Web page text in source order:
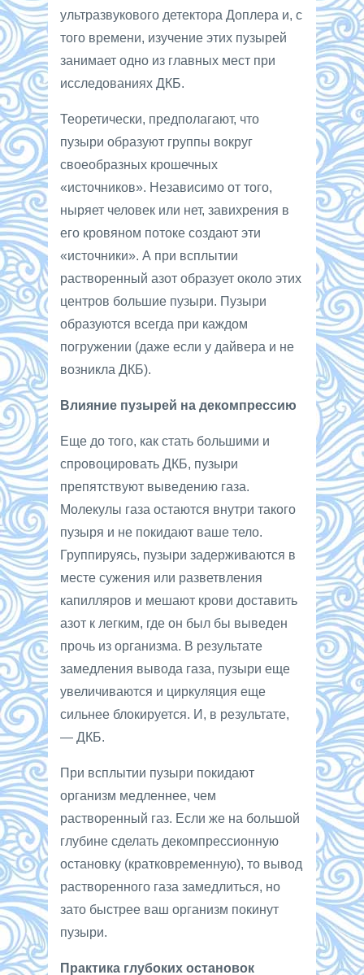
ультразвукового детектора Доплера и, с
того времени, изучение этих пузырей
занимает одно из главных мест при
исследованиях ДКБ.
Теоретически, предполагают, что
пузыри образуют группы вокруг
своеобразных крошечных
«источников». Независимо от того,
ныряет человек или нет, завихрения в
его кровяном потоке создают эти
«источники». А при всплытии
растворенный азот образует около этих
центров большие пузыри. Пузыри
образуются всегда при каждом
погружении (даже если у дайвера и не
возникла ДКБ).
Влияние пузырей на декомпрессию
Еще до того, как стать большими и
спровоцировать ДКБ, пузыри
препятствуют выведению газа.
Молекулы газа остаются внутри такого
пузыря и не покидают ваше тело.
Группируясь, пузыри задерживаются в
месте сужения или разветвления
капилляров и мешают крови доставить
азот к легким, где он был бы выведен
прочь из организма. В результате
замедления вывода газа, пузыри еще
увеличиваются и циркуляция еще
сильнее блокируется. И, в результате,
— ДКБ.
При всплытии пузыри покидают
организм медленнее, чем
растворенный газ. Если же на большой
глубине сделать декомпрессионную
остановку (кратковременную), то вывод
растворенного газа замедлиться, но
зато быстрее ваш организм покинут
пузыри.
Практика глубоких остановок